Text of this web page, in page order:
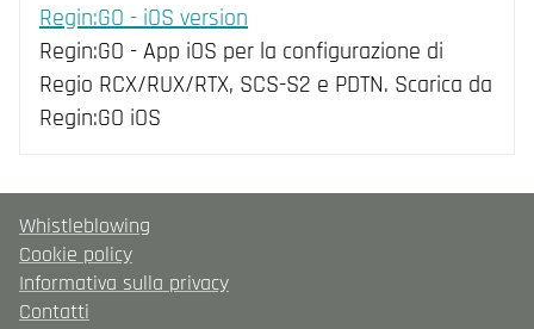
Regin:GO - iOS version
Regin:GO - App iOS per la configurazione di
Regio RCX/RUX/RTX, SCS-S2 e PDTN. Scarica da
Regin:GO iOS
Whistleblowing
Cookie policy
Informativa sulla privacy
Contatti